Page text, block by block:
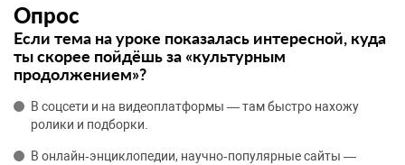
Опрос
Если тема на уроке показалась интересной, куда
ты скорее пойдёшь за «культурным
продолжением»?
В соцсети и на видеоплатформы — там быстро нахожу
ролики и подборки.
В онлайн‑энциклопедии, научно‑популярные сайты —